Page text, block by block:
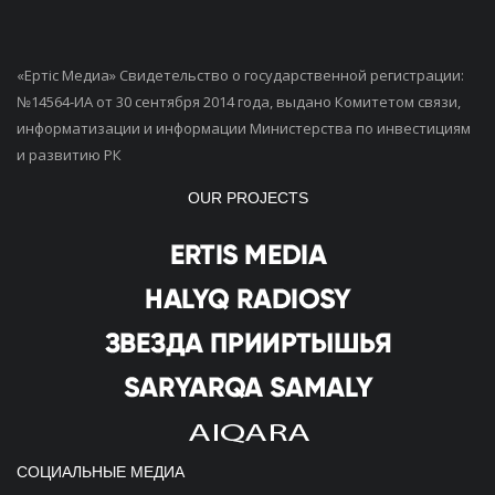
«Ертiс Медиа» Свидетельство о государственной регистрации:
№14564-ИА от 30 сентября 2014 года, выдано Комитетом связи,
информатизации и информации Министерства по инвестициям
и развитию РК
OUR PROJECTS
СОЦИАЛЬНЫЕ МЕДИА